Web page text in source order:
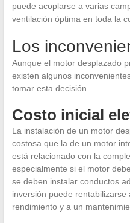
puede acoplarse a varias
ventilación óptima en toda la
Los
Aunque el motor desplazado
existen algunos
tomar esta decisión.
Costo inicial
La instalación de un motor
costosa que la de un motor
está relacionado con la
especialmente si el motor
se deben instalar conductos
inversión puede
rendimiento y a un